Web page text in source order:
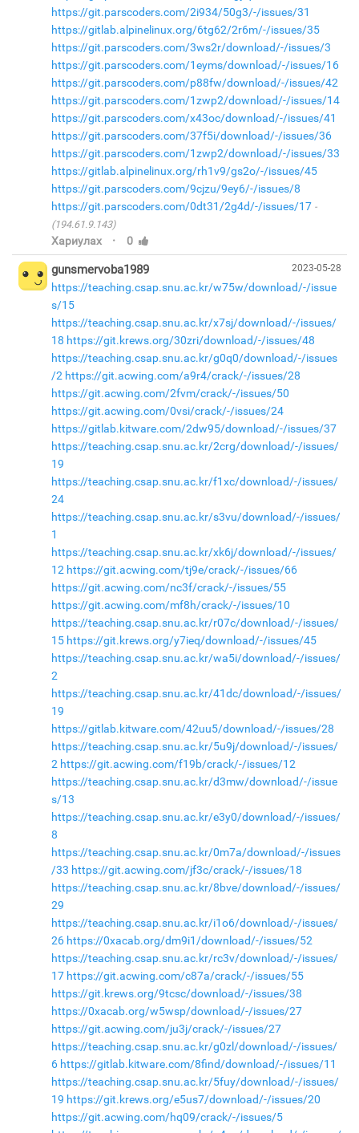
https://git.parscoders.com/2i934/50g3/-/issues/31
https://gitlab.alpinelinux.org/6tg62/2r6m/-/issues/35
https://git.parscoders.com/3ws2r/download/-/issues/3
https://git.parscoders.com/1eyms/download/-/issues/16
https://git.parscoders.com/p88fw/download/-/issues/42
https://git.parscoders.com/1zwp2/download/-/issues/14
https://git.parscoders.com/x43oc/download/-/issues/41
https://git.parscoders.com/37f5i/download/-/issues/36
https://git.parscoders.com/1zwp2/download/-/issues/33
https://gitlab.alpinelinux.org/rh1v9/gs2o/-/issues/45
https://git.parscoders.com/9cjzu/9ey6/-/issues/8
https://git.parscoders.com/0dt31/2g4d/-/issues/17
(194.61.9.143)
Хариулах · 0
2023-05-28
gunsmervoba1989
https://teaching.csap.snu.ac.kr/w75w/download/-/issue
s/15
https://teaching.csap.snu.ac.kr/x7sj/download/-/issues/
18 https://git.krews.org/30zri/download/-/issues/48
https://teaching.csap.snu.ac.kr/g0q0/download/-/issues
/2 https://git.acwing.com/a9r4/crack/-/issues/28
https://git.acwing.com/2fvm/crack/-/issues/50
https://git.acwing.com/0vsi/crack/-/issues/24
https://gitlab.kitware.com/2dw95/download/-/issues/37
https://teaching.csap.snu.ac.kr/2crg/download/-/issues/
19
https://teaching.csap.snu.ac.kr/f1xc/download/-/issues/
24
https://teaching.csap.snu.ac.kr/s3vu/download/-/issues/
1
https://teaching.csap.snu.ac.kr/xk6j/download/-/issues/
12 https://git.acwing.com/tj9e/crack/-/issues/66
https://git.acwing.com/nc3f/crack/-/issues/55
https://git.acwing.com/mf8h/crack/-/issues/10
https://teaching.csap.snu.ac.kr/r07c/download/-/issues/
15 https://git.krews.org/y7ieq/download/-/issues/45
https://teaching.csap.snu.ac.kr/wa5i/download/-/issues/
2
https://teaching.csap.snu.ac.kr/41dc/download/-/issues/
19
https://gitlab.kitware.com/42uu5/download/-/issues/28
https://teaching.csap.snu.ac.kr/5u9j/download/-/issues/
2 https://git.acwing.com/f19b/crack/-/issues/12
https://teaching.csap.snu.ac.kr/d3mw/download/-/issue
s/13
https://teaching.csap.snu.ac.kr/e3y0/download/-/issues/
8
https://teaching.csap.snu.ac.kr/0m7a/download/-/issues
/33 https://git.acwing.com/jf3c/crack/-/issues/18
https://teaching.csap.snu.ac.kr/8bve/download/-/issues/
29
https://teaching.csap.snu.ac.kr/i1o6/download/-/issues/
26 https://0xacab.org/dm9i1/download/-/issues/52
https://teaching.csap.snu.ac.kr/rc3v/download/-/issues/
17 https://git.acwing.com/c87a/crack/-/issues/55
https://git.krews.org/9tcsc/download/-/issues/38
https://0xacab.org/w5wsp/download/-/issues/27
https://git.acwing.com/ju3j/crack/-/issues/27
https://teaching.csap.snu.ac.kr/g0zl/download/-/issues/
6 https://gitlab.kitware.com/8find/download/-/issues/11
https://teaching.csap.snu.ac.kr/5fuy/download/-/issues/
19 https://git.krews.org/e5us7/download/-/issues/20
https://git.acwing.com/hq09/crack/-/issues/5